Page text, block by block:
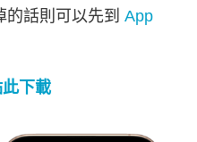
話則可以先到 App
此下載